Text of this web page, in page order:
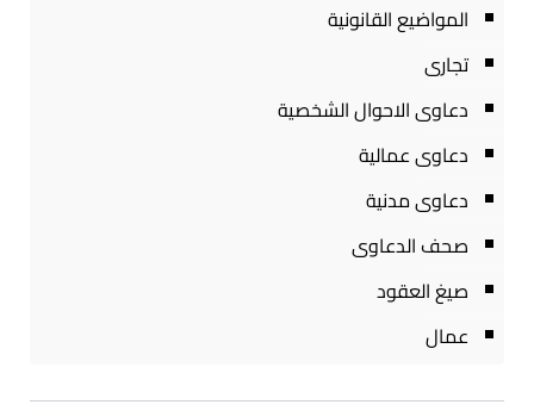
المواضيع القانونية
تجارى
دعاوى الاحوال الشخصية
دعاوى عمالية
دعاوى مدنية
صحف الدعاوى
صيغ العقود
عمال